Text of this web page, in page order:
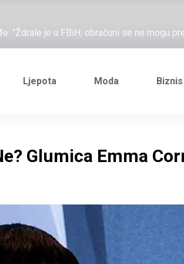
"Ždrale je u FBiH, obračuni se ne mogu
Željezničarov Karamarko
je general Izet Nanić, pogibijom je
Željezničarov Karamarko
Ljepota Moda Biznis
Glumica Emma